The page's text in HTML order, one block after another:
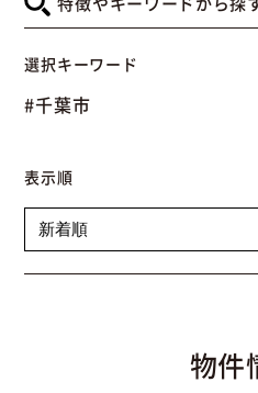
選択キーワード
#千葉市
表示順
物件